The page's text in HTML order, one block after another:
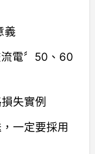
義
電〞50、60
失實例
一定要採用